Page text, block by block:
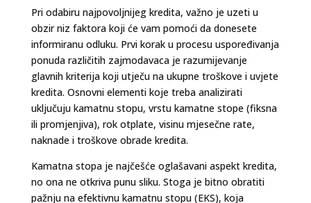
Pri odabiru najpovoljnijeg kredita, važno je uzeti u
obzir niz faktora koji će vam pomoći da donesete
informiranu odluku. Prvi korak u procesu uspoređivanja
ponuda različitih zajmodavaca je razumijevanje
glavnih kriterija koji utječu na ukupne troškove i uvjete
kredita. Osnovni elementi koje treba analizirati
uključuju kamatnu stopu, vrstu kamatne stope (fiksna
ili promjenjiva), rok otplate, visinu mjesečne rate,
naknade i troškove obrade kredita.
Kamatna stopa je najčešće oglašavani aspekt kredita,
no ona ne otkriva punu sliku. Stoga je bitno obratiti
pažnju na efektivnu kamatnu stopu (EKS), koja